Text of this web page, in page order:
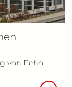
von Echo